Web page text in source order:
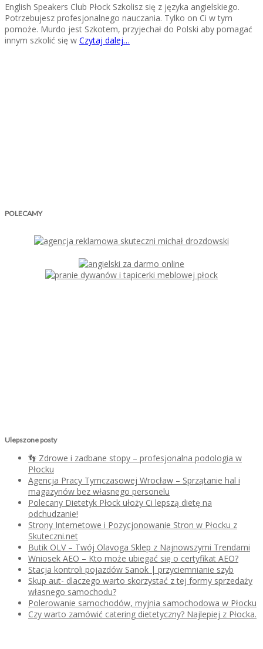
English Speakers Club Płock Szkolisz się z języka angielskiego.
Potrzebujesz profesjonalnego nauczania. Tylko on Ci w tym
pomoże. Murdo jest Szkotem, przyjechał do Polski aby pomagać
innym szkolić się w Czytaj dalej…
POLECAMY
Ulepszone posty
👣 Zdrowe i zadbane stopy – profesjonalna podologia w
Płocku
Agencja Pracy Tymczasowej Wrocław – Sprzątanie hal i
magazynów bez własnego personelu
Polecany Dietetyk Płock ułoży Ci lepszą dietę na
odchudzanie!
Strony Internetowe i Pozycjonowanie Stron w Płocku z
Skuteczni.net
Butik OLV – Twój Olavoga Sklep z Najnowszymi Trendami
Wniosek AEO – Kto może ubiegać się o certyfikat AEO?
Stacja kontroli pojazdów Sanok | przyciemnianie szyb
Skup aut- dlaczego warto skorzystać z tej formy sprzedaży
własnego samochodu?
Polerowanie samochodów, myjnia samochodowa w Płocku
Czy warto zamówić catering dietetyczny? Najlepiej z Płocka.